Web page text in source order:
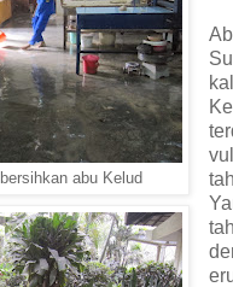
abu Kelud